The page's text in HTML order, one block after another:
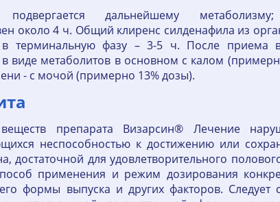
подвергается дальнейшему
около 4 ч. Общий клиренс силденафила из
терминальную фазу – 3-5 ч. После приема
виде метаболитов в основном с калом
- с мочой (примерно 13% дозы).
препарата Визарсин® Лечение
неспособностью к достижению или
достаточной для удовлетворительного
применения и режим дозирования
формы выпуска и других факторов. Следует